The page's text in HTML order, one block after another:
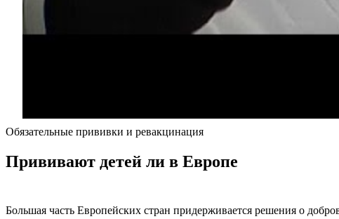
Обязательные прививки и ревакцинация
Прививают детей ли в Европе
Большая часть Европейских стран придерживается решения о